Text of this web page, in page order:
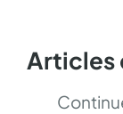
Articles